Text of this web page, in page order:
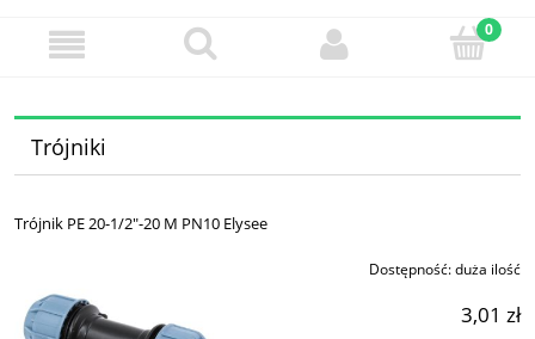
Trójniki
Trójnik PE 20-1/2"-20 M PN10 Elysee
Dostępność:duża ilość
3,01 zł